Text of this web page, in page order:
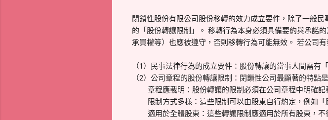
閉鎖性股份有限公司股份移轉的效力成立要件，除了一般
的「股份轉讓限制」。 移轉行為本身必須具備要約與承諾
承買權等）也應被遵守，否則移轉行為可能無效。 若公司
（1）民事法律行為的成立要件：股份轉讓的當事人間需
（2）公司章程的股份轉讓限制：閉鎖性公司最顯著的特點
章程應載明：股份轉讓的限制必須在公司章程中明確記
限制方式多樣：這些限制可以由股東自行約定，例如「
適用於全體股東：這些轉讓限制應適用於所有股東，不